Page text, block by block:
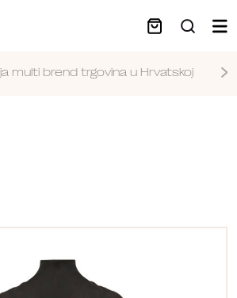
multi brend trgovina u Hrvatskoj